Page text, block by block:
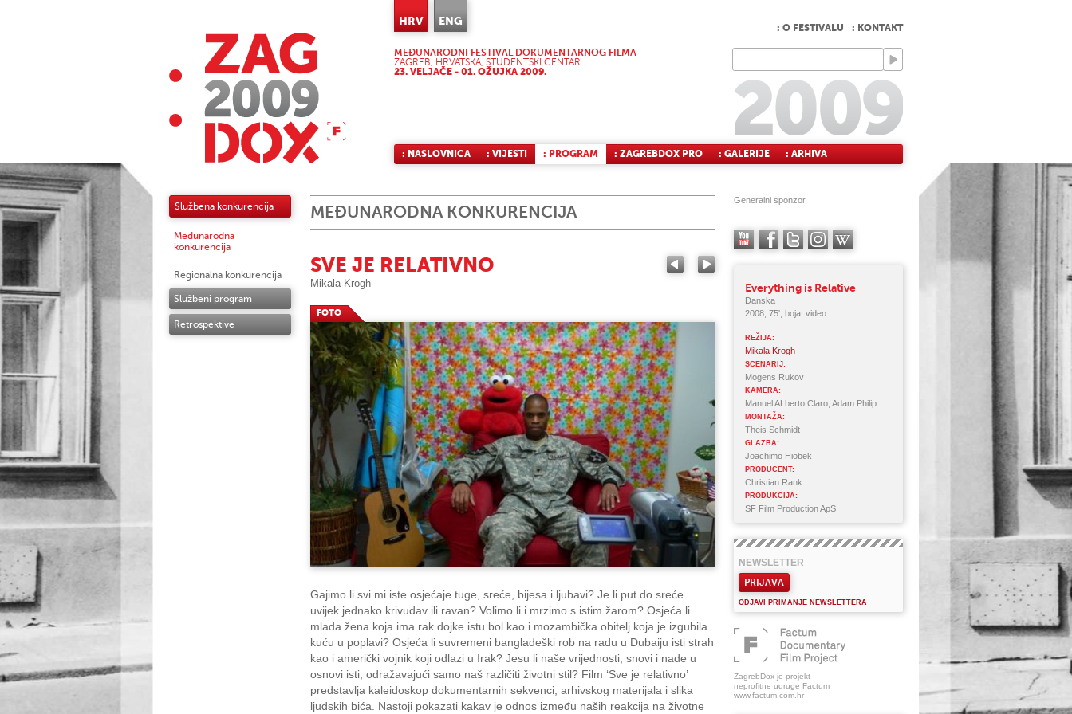
HRV ENG
: O FESTIVALU : KONTAKT
MEĐUNARODNI FESTIVAL DOKUMENTARNOG FILMA
ZAGREB, HRVATSKA, STUDENTSKI CENTAR
23. VELJAČE - 01. OŽUJKA 2009.
: NASLOVNICA : VIJESTI : PROGRAM : ZAGREBDOX PRO : GALERIJE : ARHIVA
Službena konkurencija
Međunarodna
konkurencija
Regionalna konkurencija
Službeni program
Retrospektive
MEĐUNARODNA KONKURENCIJA
SVE JE RELATIVNO
Mikala Krogh
FOTO
Gajimo li svi mi iste osjećaje tuge, sreće, bijesa i ljubavi? Je li put do sreće
uvijek jednako krivudav ili ravan? Volimo li i mrzimo s istim žarom? Osjeća li
mlada žena koja ima rak dojke istu bol kao i mozambička obitelj koja je izgubila
kuću u poplavi? Osjeća li suvremeni bangladeški rob na radu u Dubaiju isti strah
kao i američki vojnik koji odlazi u Irak? Jesu li naše vrijednosti, snovi i nade u
osnovi isti, odražavajući samo naš različiti životni stil? Film ‘Sve je relativno’
predstavlja kaleidoskop dokumentarnih sekvenci, arhivskog materijala i slika
ljudskih bića. Nastoji pokazati kakav je odnos između naših reakcija na životne
Generalni sponzor
Everything is Relative
Danska
2008, 75', boja, video
REŽIJA:
Mikala Krogh
SCENARIJ:
Mogens Rukov
KAMERA:
Manuel ALberto Claro, Adam Philip
MONTAŽA:
Theis Schmidt
GLAZBA:
Joachimo Hiobek
PRODUCENT:
Christian Rank
PRODUKCIJA:
SF Film Production ApS
NEWSLETTER
PRIJAVA
ODJAVI PRIMANJE NEWSLETTERA
ZagrebDox je projekt
neprofitne udruge Factum
www.factum.com.hr